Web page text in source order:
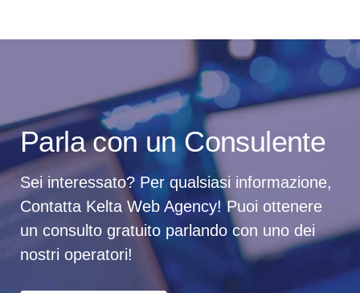
Parla con un Consulente
Sei interessato? Per qualsiasi informazione,
Contatta Kelta Web Agency! Puoi ottenere
un consulto gratuito parlando con uno dei
nostri operatori!